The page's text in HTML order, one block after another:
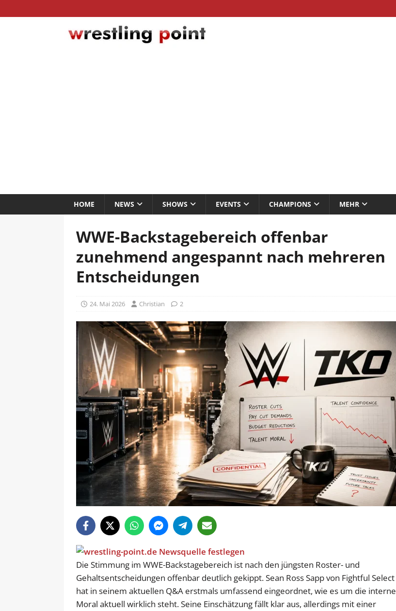
HOME NEWS SHOWS EVENTS CHAMPIONS MEHR
WWE-Backstagebereich offenbar
zunehmend angespannt nach mehreren
Entscheidungen
24. Mai 2026 Christian 2
Die Stimmung im WWE-Backstagebereich ist nach den jüngsten Roster- und
Gehaltsentscheidungen offenbar deutlich gekippt. Sean Ross Sapp von Fightful Select
hat in seinem aktuellen Q&A erstmals umfassend eingeordnet, wie es um die interne
Moral aktuell wirklich steht. Seine Einschätzung fällt klar aus, allerdings mit einer